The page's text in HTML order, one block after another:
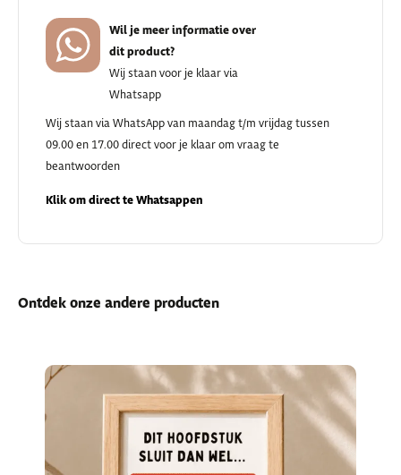
Wil je meer informatie over
dit product?
Wij staan voor je klaar via
Whatsapp
Wij staan via WhatsApp van maandag t/m vrijdag tussen
09.00 en 17.00 direct voor je klaar om vraag te
beantwoorden
Klik om direct te Whatsappen
Ontdek onze andere producten